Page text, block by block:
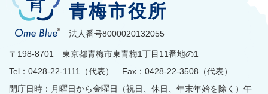
青梅市役所
法人番号8000020132055
〒198-8701 東京都青梅市東青梅1丁目11番地の1
Tel：0428-22-1111（代表） Fax：0428-22-3508（代表）
開庁日時：月曜日から金曜日（祝日、休日、年末年始を除く）午